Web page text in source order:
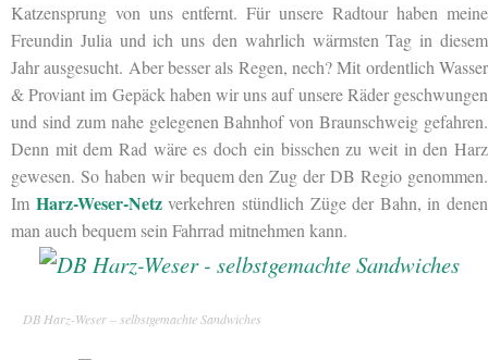
Katzensprung von uns entfernt. Für unsere Radtour haben meine
Freundin Julia und ich uns den wahrlich wärmsten Tag in diesem
Jahr ausgesucht. Aber besser als Regen, nech? Mit ordentlich Wasser
& Proviant im Gepäck haben wir uns auf unsere Räder geschwungen
und sind zum nahe gelegenen Bahnhof von Braunschweig gefahren.
Denn mit dem Rad wäre es doch ein bisschen zu weit in den Harz
gewesen. So haben wir bequem den Zug der DB Regio genommen.
Im Harz-Weser-Netzverkehren stündlich Züge der Bahn, in denen
man auch bequem sein Fahrrad mitnehmen kann.
DB Harz-Weser – selbstgemachte Sandwiches